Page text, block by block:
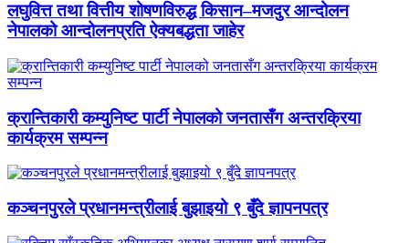
लघुवित्त तथा वित्तीय शोषणविरुद्ध किसान–मजदुर आन्दोलन
नेपालको आन्दोलनप्रति ऐक्यबद्धता जाहेर
क्रान्तिकारी कम्युनिष्ट पार्टी नेपालको जनतासँग अन्तरक्रिया
कार्यक्रम सम्पन्न
कञ्चनपुरले प्रधानमन्त्रीलाई बुझाइयो ९ बुँदे ज्ञापनपत्र